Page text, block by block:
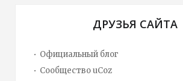
ДРУЗЬЯ САЙТА
Официальный блог
Сообщество uCoz